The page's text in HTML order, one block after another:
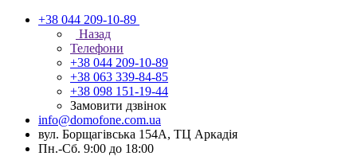
+38 044 209-10-89
Назад
Телефони
+38 044 209-10-89
+38 063 339-84-85
+38 098 151-19-44
Замовити дзвінок
info@domofone.com.ua
вул. Борщагівська 154А, ТЦ Аркадія
Пн.-Сб. 9:00 до 18:00